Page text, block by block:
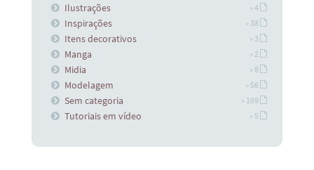
Ilustrações » 4
Inspirações » 38
Itens decorativos » 3
Manga » 2
Midia » 8
Modelagem » 56
Sem categoria » 169
Tutoriais em vídeo » 5